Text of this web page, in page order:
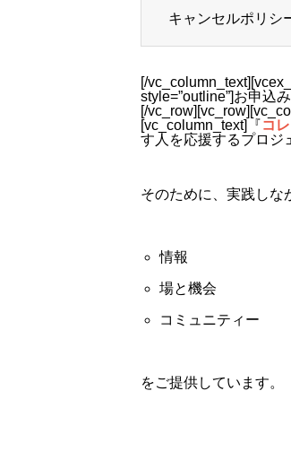
キャンセルポリシ
[/
style=”outline”]お申込
[/
[vc_column_text]『コ
す人を応援するプロジ
そのために、実践しな
情報
場と機会
コミュニティー
をご提供しています。